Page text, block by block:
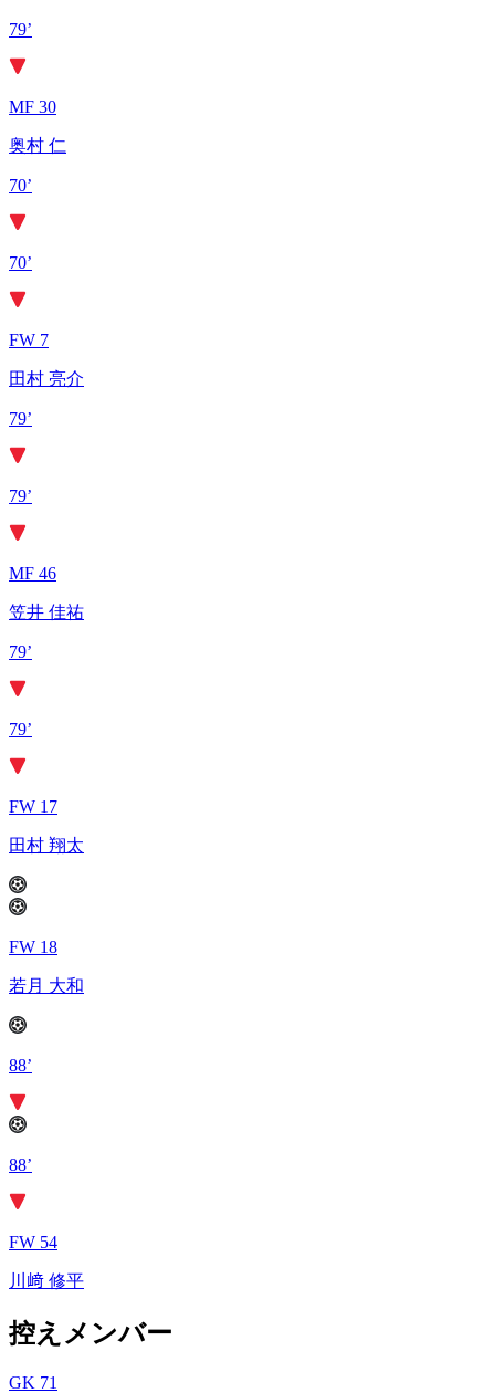
79’
MF 30
奥村 仁
70’
70’
FW 7
田村 亮介
79’
79’
MF 46
笠井 佳祐
79’
79’
FW 17
田村 翔太
FW 18
若月 大和
88’
88’
FW 54
川﨑 修平
控えメンバー
GK 71